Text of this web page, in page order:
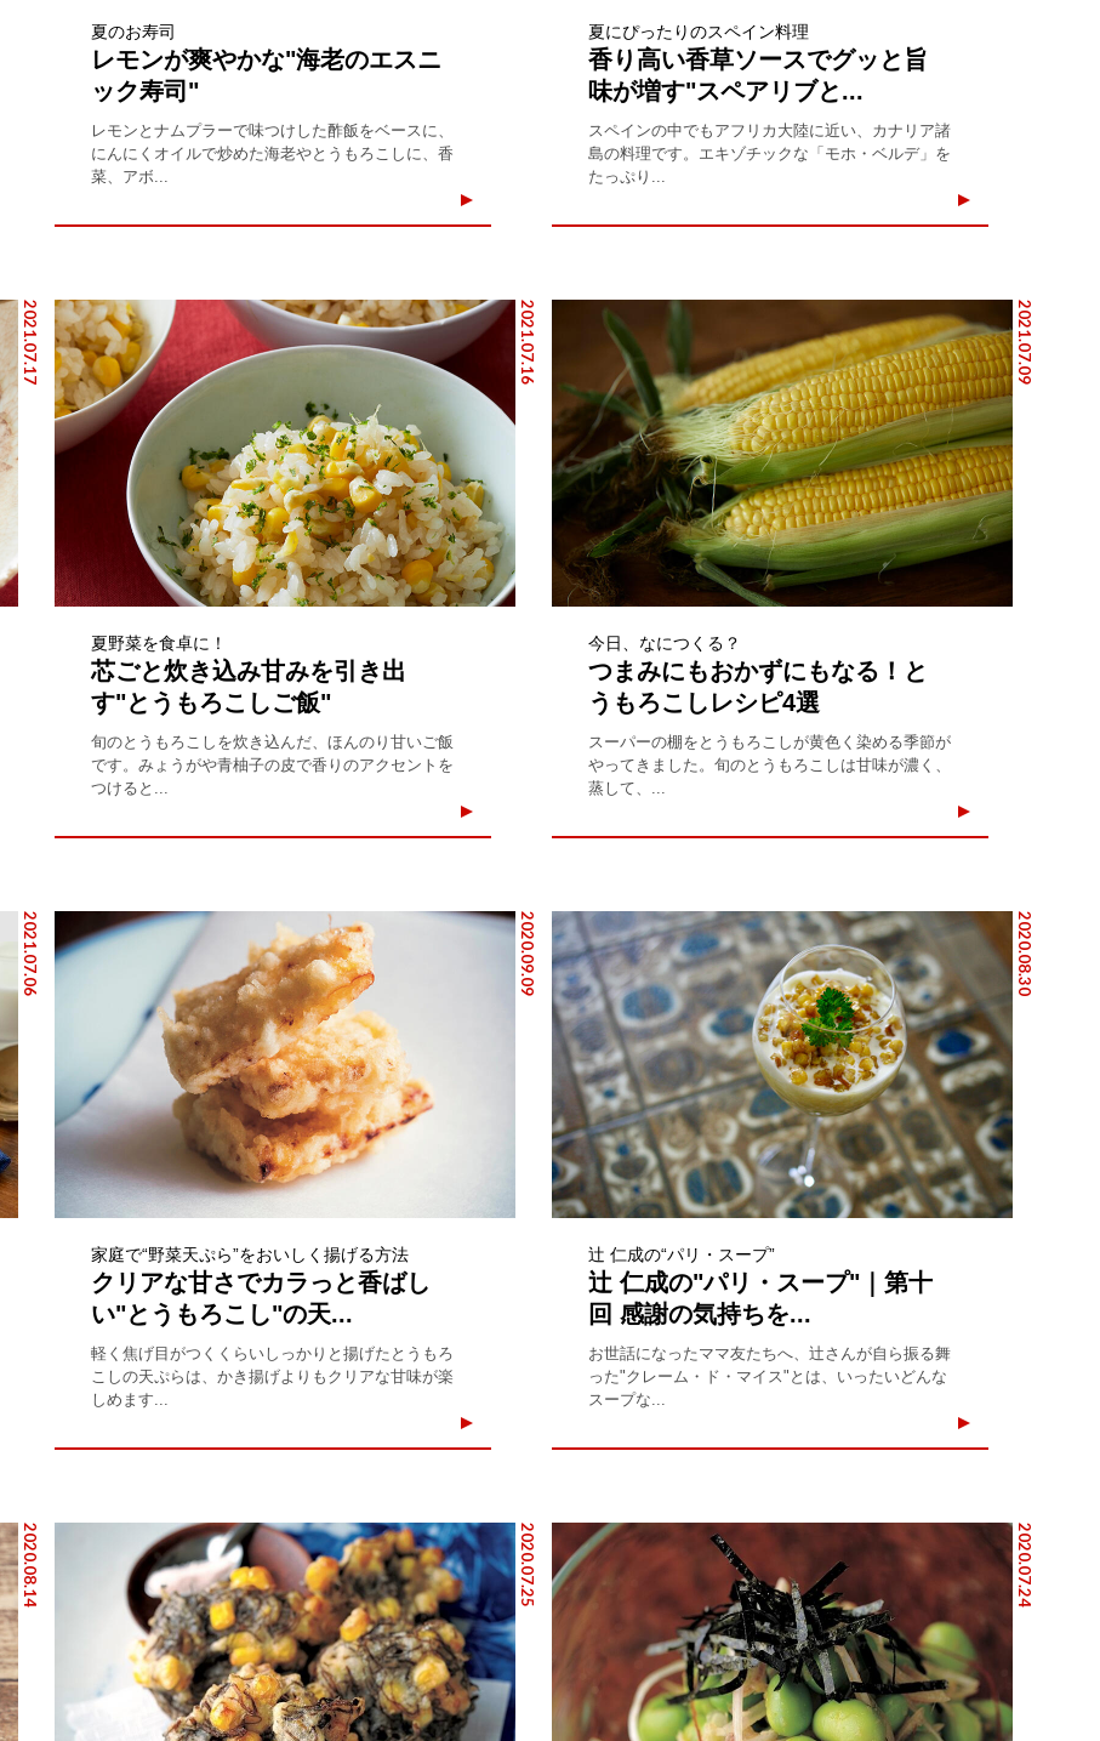
夏のお寿司
レモンが爽やかな"海老のエスニ
ック寿司"
レモンとナムプラーで味つけした酢飯をベースに、
にんにくオイルで炒めた海老やとうもろこしに、香
菜、アボ...
夏にぴったりのスペイン料理
香り高い香草ソースでグッと旨
味が増す"スペアリブと...
スペインの中でもアフリカ大陸に近い、カナリア諸
島の料理です。エキゾチックな「モホ・ベルデ」を
たっぷり...
2021.07.17 2021.07.16
夏野菜を食卓に！
芯ごと炊き込み甘みを引き出
す"とうもろこしご飯"
旬のとうもろこしを炊き込んだ、ほんのり甘いご飯
です。みょうがや青柚子の皮で香りのアクセントを
つけると...
2021.07.09
今日、なにつくる？
つまみにもおかずにもなる！と
うもろこしレシピ4選
スーパーの棚をとうもろこしが黄色く染める季節が
やってきました。旬のとうもろこしは甘味が濃く、
蒸して、...
2021.07.06 2020.09.09
家庭で“野菜天ぷら”をおいしく揚げる方法
クリアな甘さでカラっと香ばし
い"とうもろこし"の天...
軽く焦げ目がつくくらいしっかりと揚げたとうもろ
こしの天ぷらは、かき揚げよりもクリアな甘味が楽
しめます...
2020.08.30
辻 仁成の“パリ・スープ”
辻 仁成の"パリ・スープ"｜第十
回 感謝の気持ちを...
お世話になったママ友たちへ、辻さんが自ら振る舞
った"クレーム・ド・マイス"とは、いったいどんな
スープな...
2020.08.14 2020.07.25 2020.07.24